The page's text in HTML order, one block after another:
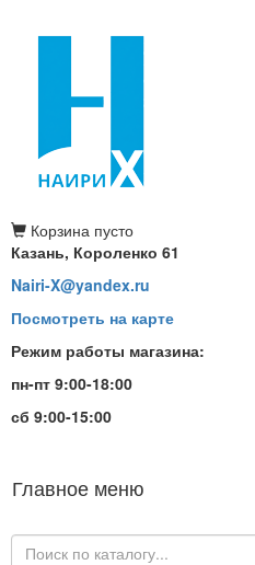
Корзина пусто
Казань, Короленко 61
Nairi-X@yandex.ru
Посмотреть на карте
Режим работы магазина:
пн-пт 9:00-18:00
сб 9:00-15:00
Главное меню